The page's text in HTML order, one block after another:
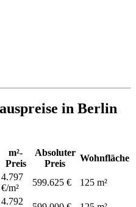
in Berlin
m²-
Preis
Absoluter
Preis
Wohnfläche
4.797
€/m²
599.625 € 125 m²
4.792